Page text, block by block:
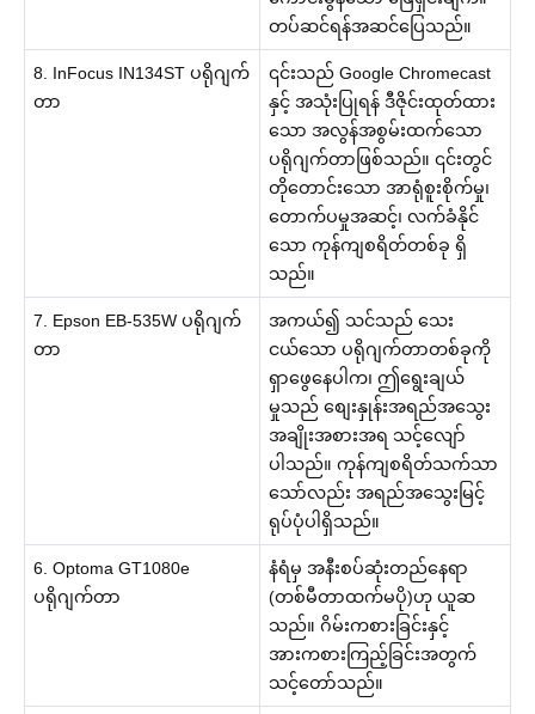
တပ်ဆင်ရန်အဆင်ပြေသည်။
8. InFocus IN134ST ပရိုဂျက်
တာ
၎င်းသည် Google Chromecast
နှင့် အသုံးပြုရန် ဒီဇိုင်းထုတ်ထား
သော အလွန်အစွမ်းထက်သော
ပရိုဂျက်တာဖြစ်သည်။ ၎င်းတွင်
တိုတောင်းသော အာရုံစူးစိုက်မှု၊
တောက်ပမှုအဆင့်၊ လက်ခံနိုင်
သော ကုန်ကျစရိတ်တစ်ခု ရှိ
သည်။
7. Epson EB-535W ပရိုဂျက်
တာ
အကယ်၍ သင်သည် သေး
ငယ်သော ပရိုဂျက်တာတစ်ခုကို
ရှာဖွေနေပါက၊ ဤရွေးချယ်
မှုသည် စျေးနှုန်းအရည်အသွေး
အချိုးအစားအရ သင့်လျော်
ပါသည်။ ကုန်ကျစရိတ်သက်သာ
သော်လည်း အရည်အသွေးမြင့်
ရုပ်ပုံပါရှိသည်။
6. Optoma GT1080e
ပရိုဂျက်တာ
နံရံမှ အနီးစပ်ဆုံးတည်နေရာ
(တစ်မီတာထက်မပို)ဟု ယူဆ
သည်။ ဂိမ်းကစားခြင်းနှင့်
အားကစားကြည့်ခြင်းအတွက်
သင့်တော်သည်။